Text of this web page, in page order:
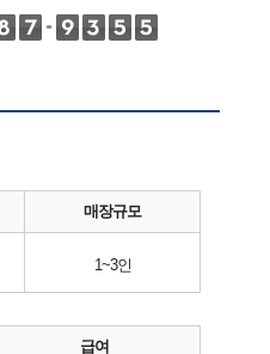
매장규모
1~3인
급여